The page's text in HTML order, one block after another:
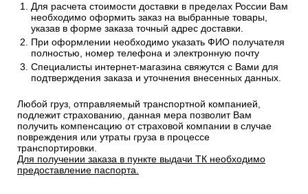
Для расчета стоимости доставки в пределах России Вам
необходимо оформить заказ на выбранные товары,
указав в форме заказа точный адрес доставки.
При оформлении необходимо указать ФИО получателя
полностью, номер телефона и электронную почту
Специалисты интернет-магазина свяжутся с Вами для
подтверждения заказа и уточнения внесенных данных.
Любой груз, отправляемый транспортной компанией,
подлежит страхованию, данная мера позволит Вам
получить компенсацию от страховой компании в случае
повреждения или утраты груза в процессе
транспортировки.
Для получении заказа в пункте выдачи ТК необходимо
предоставление паспорта.